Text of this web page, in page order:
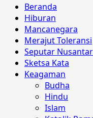
Beranda
Hiburan
Mancanegara
Merajut Toleransi
Seputar
Sketsa Kata
Keagaman
Budha
Hindu
Islam